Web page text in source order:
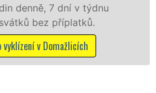
Mám zájem o